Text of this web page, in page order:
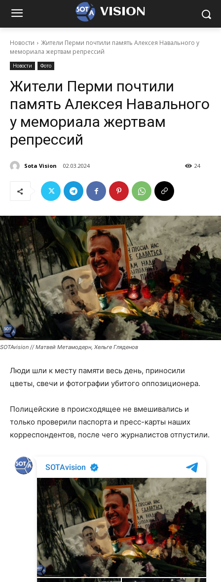
VISION
Новости
Жители Перми почтили память Алексея Навального у
мемориала жертвам репрессий
Новости Фото
Жители Перми почтили
память Алексея Навального
у мемориала жертвам
репрессий
Sota Vision 02.03.2024 24
SOTAvision // Матвей Метамодерн, Хельге Гляденов
Люди шли к месту памяти весь день, приносили
цветы, свечи и фотографии убитого оппозиционера.
Полицейские в происходящее не вмешивались и
только проверили паспорта и пресс-карты наших
корреспондентов, после чего журналистов отпустили.